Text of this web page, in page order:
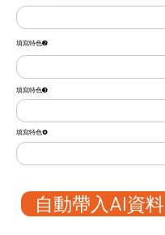
填寫特色❹
填寫特色➌
填寫特色➋
自動帶入AI資料